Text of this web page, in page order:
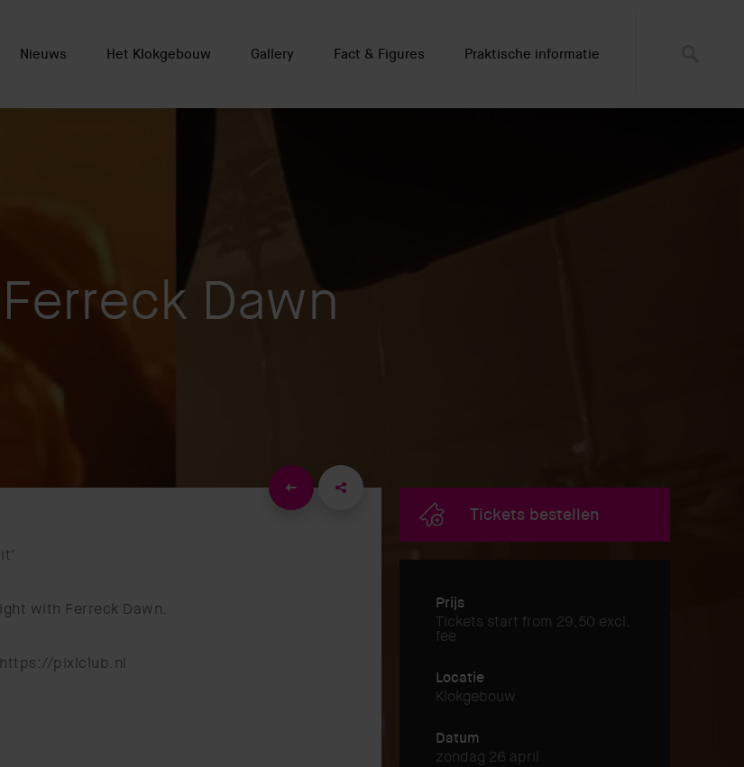
Nieuws Het Klokgebouw Gallery Fact & Figures Praktische informatie
Dawn
with Ferreck Dawn.
pixlclub.nl
Tickets bestellen
Prijs
Tickets start from 29,50 excl.
fee
Locatie
Klokgebouw
Datum
zondag 26 april